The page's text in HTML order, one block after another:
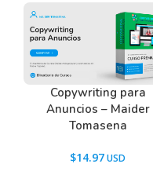
Copywriting para
Anuncios – Maider
Tomasena
$14.97